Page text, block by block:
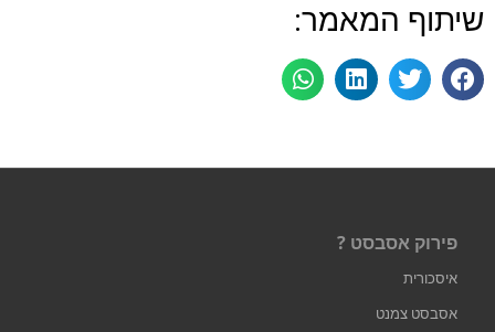
שיתוף המאמר:
פירוק אסבסט ?
איסכורית
אסבסט צמנט